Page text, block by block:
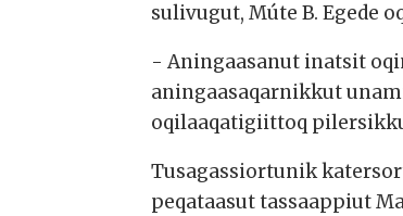
sulivugut, Múte B. Egede
- Aningaasanut inatsit
aningaasaqarnikkut
oqilaaqatigiittoq
Tusagassiortunik
peqataasut tassaappiut